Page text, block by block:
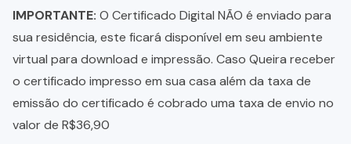
IMPORTANTE: O Certificado Digital NÃO é enviado para
sua residência, este ficará disponível em seu ambiente
virtual para download e impressão. Caso Queira receber
o certificado impresso em sua casa além da taxa de
emissão do certificado é cobrado uma taxa de envio no
valor de R$36,90